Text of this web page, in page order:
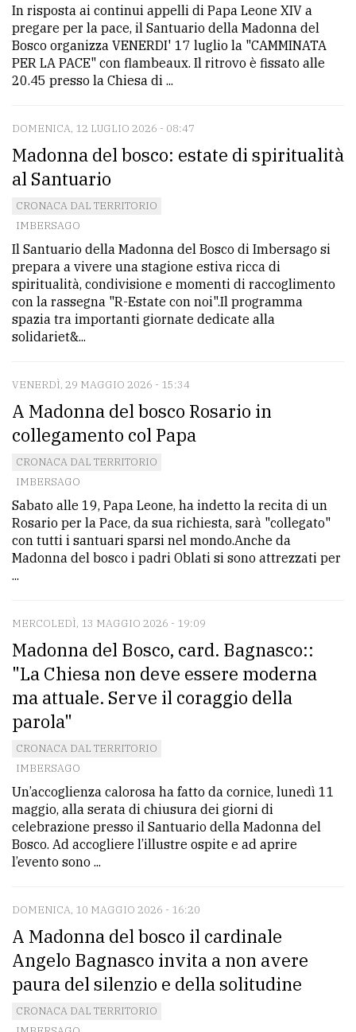
Privacy
policy
Cookie
policy
In risposta ai continui appelli di Papa Leone XIV a
pregare per la pace, il Santuario della Madonna del
Bosco organizza VENERDI' 17 luglio la "CAMMINATA
PER LA PACE" con flambeaux. Il ritrovo è fissato alle
20.45 presso la Chiesa di ...
DOMENICA, 12 LUGLIO 2026 - 08:47
Madonna del bosco: estate di spiritualità
al Santuario
CRONACA DAL TERRITORIO
IMBERSAGO
Il Santuario della Madonna del Bosco di Imbersago si
prepara a vivere una stagione estiva ricca di
spiritualità, condivisione e momenti di raccoglimento
con la rassegna "R-Estate con noi".Il programma
spazia tra importanti giornate dedicate alla
solidariet&...
VENERDÌ, 29 MAGGIO 2026 - 15:34
A Madonna del bosco Rosario in
collegamento col Papa
CRONACA DAL TERRITORIO
IMBERSAGO
Sabato alle 19, Papa Leone, ha indetto la recita di un
Rosario per la Pace, da sua richiesta, sarà "collegato"
con tutti i santuari sparsi nel mondo.Anche da
Madonna del bosco i padri Oblati si sono attrezzati per
...
MERCOLEDÌ, 13 MAGGIO 2026 - 19:09
Madonna del Bosco, card. Bagnasco::
"La Chiesa non deve essere moderna
ma attuale. Serve il coraggio della
parola"
CRONACA DAL TERRITORIO
IMBERSAGO
Un’accoglienza calorosa ha fatto da cornice, lunedì 11
maggio, alla serata di chiusura dei giorni di
celebrazione presso il Santuario della Madonna del
Bosco. Ad accogliere l’illustre ospite e ad aprire
l’evento sono ...
DOMENICA, 10 MAGGIO 2026 - 16:20
A Madonna del bosco il cardinale
Angelo Bagnasco invita a non avere
paura del silenzio e della solitudine
CRONACA DAL TERRITORIO